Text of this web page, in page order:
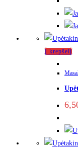
Į krepšelį